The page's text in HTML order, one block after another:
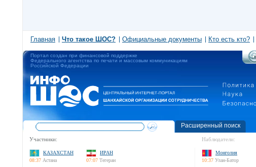
Главная Что такое ШОС? Официальные документы Кто есть кто?
Портал создан при финансовой поддержке
Федерального агентства по печати и массовым коммуникациям
Российской Федерации
Расширенный поиск
Участники:
КАЗАХСТАН
08:37 Астана
ИРАН
07:07 Тегеран
Наблюдатели:
Монголия
10:37 Улан-Батор